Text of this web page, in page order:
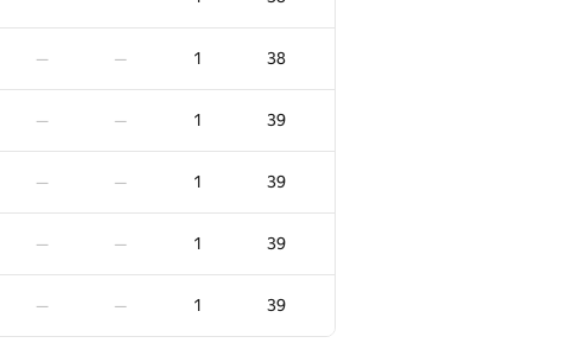
— — 1 38
— — 1 39
— — 1 39
— — 1 39
— — 1 39
1 27
1 28
1 28
1 28
1 29